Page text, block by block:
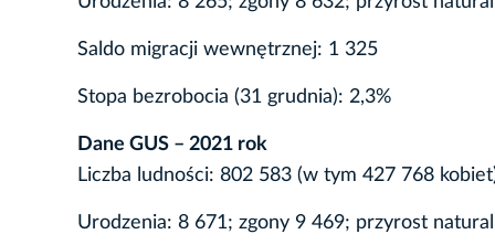
Saldo migracji wewnętrznej: 1 325
Stopa bezrobocia (31 grudnia): 2,3%
Dane GUS – 2021 rok
Liczba ludności: 802 583 (w tym 427 768
Urodzenia: 8 671; zgony 9 469; przyrost